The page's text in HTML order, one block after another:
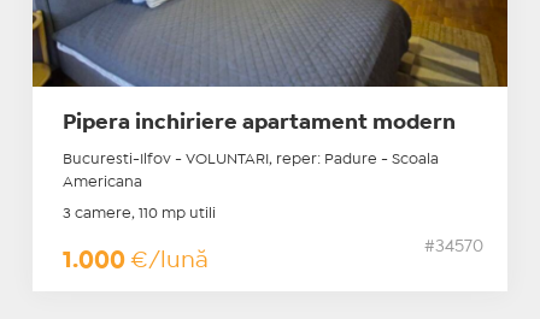
Pipera inchiriere apartament modern
Bucuresti-Ilfov - VOLUNTARI, reper: Padure - Scoala
Americana
3 camere, 110 mp utili
1.000 €/lună
#34570